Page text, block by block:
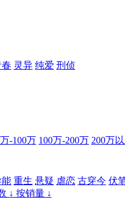
灵异 纯爱 刑侦
-100万 100万-200万 200万
能 重生 悬疑 虐恋 古穿今 伏
↓ 按销量 ↓